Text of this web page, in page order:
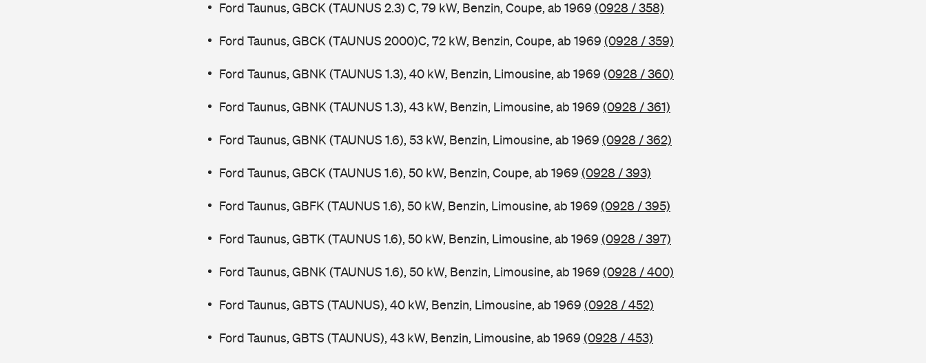
Ford Taunus, GBCK (TAUNUS 2.3) C, 79 kW, Benzin, Coupe, ab 1969 (0928 / 358)
Ford Taunus, GBCK (TAUNUS 2000)C, 72 kW, Benzin, Coupe, ab 1969 (0928 / 359)
Ford Taunus, GBNK (TAUNUS 1.3), 40 kW, Benzin, Limousine, ab 1969 (0928 / 360)
Ford Taunus, GBNK (TAUNUS 1.3), 43 kW, Benzin, Limousine, ab 1969 (0928 / 361)
Ford Taunus, GBNK (TAUNUS 1.6), 53 kW, Benzin, Limousine, ab 1969 (0928 / 362)
Ford Taunus, GBCK (TAUNUS 1.6), 50 kW, Benzin, Coupe, ab 1969 (0928 / 393)
Ford Taunus, GBFK (TAUNUS 1.6), 50 kW, Benzin, Limousine, ab 1969 (0928 / 395)
Ford Taunus, GBTK (TAUNUS 1.6), 50 kW, Benzin, Limousine, ab 1969 (0928 / 397)
Ford Taunus, GBNK (TAUNUS 1.6), 50 kW, Benzin, Limousine, ab 1969 (0928 / 400)
Ford Taunus, GBTS (TAUNUS), 40 kW, Benzin, Limousine, ab 1969 (0928 / 452)
Ford Taunus, GBTS (TAUNUS), 43 kW, Benzin, Limousine, ab 1969 (0928 / 453)